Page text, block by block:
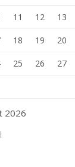
2026
11 12 13
18 19 20
25 26 27